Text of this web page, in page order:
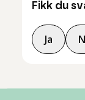
Fikk du
Ja